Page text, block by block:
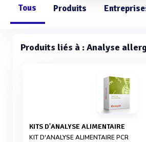
Tous Produits
Produits liés à : Analyse
KITS D'ANALYSE ALIMENTAIRE
KIT D'ANALYSE ALIMENTAIRE PCR